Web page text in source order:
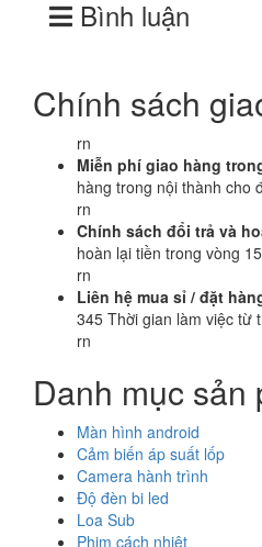
Bình luận
Chính sách
rn
Miễn phí giao hàng
hàng trong nội thành cho
rn
Chính sách đổi trả và
hoàn lại tiền trong vòng
rn
Liên hệ mua sỉ / đặt
345 Thời gian làm việc từ
rn
Danh mục sản
Màn hình android
Cảm biến áp suất lốp
Camera hành trình
Độ đèn bi led
Loa Sub
Phim cách nhiệt